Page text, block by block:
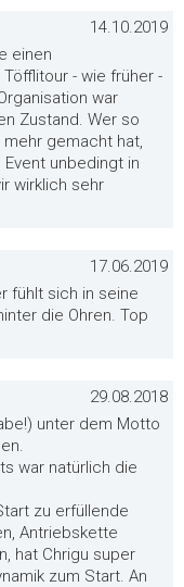
14.10.2019
einen
- wie früher -
war
Zustand. Wer so
gemacht hat,
unbedingt in
wirklich sehr
17.06.2019
fühlt sich in seine
die Ohren. Top
29.08.2018
unter dem Motto
war natürlich die
zu erfüllende
Antriebskette
hat Chrigu super
zum Start. An